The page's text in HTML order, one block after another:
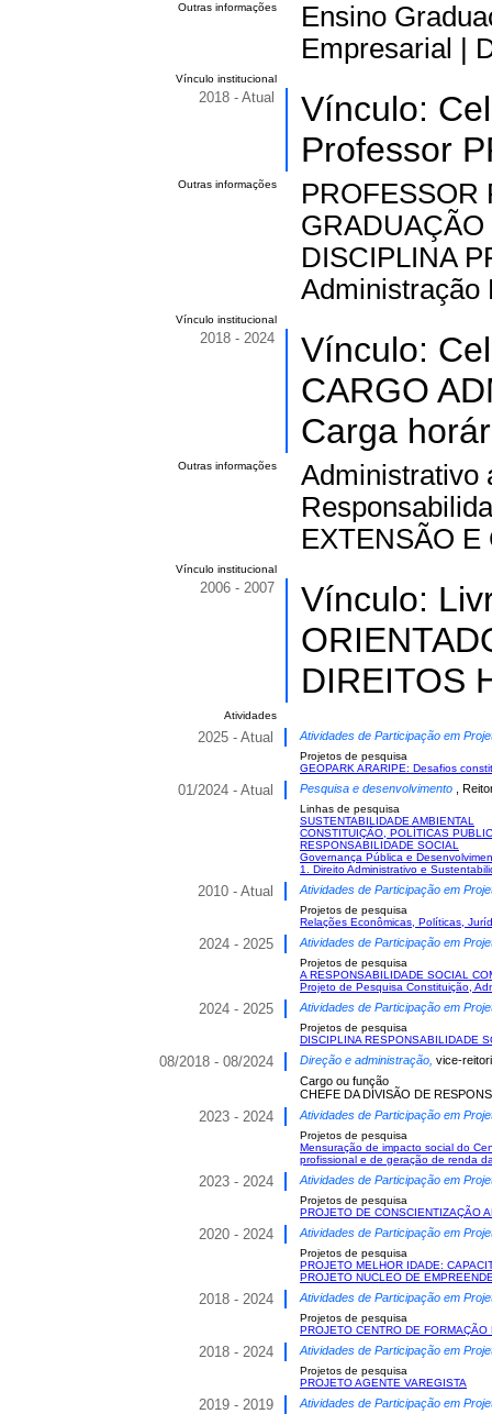
Outras informações
Ensino
Empresarial |
Vínculo institucional
2018 - Atual
Vínculo:
Professor
Outras informações
PROFESSOR
DISCIPLINA
Administração
Vínculo institucional
2018 - 2024
Vínculo:
CARGO
Carga
Outras informações
Administrativo
EXTENSÃO
Vínculo institucional
2006 - 2007
Vínculo:
DIREITOS
Atividades
2025 - Atual Atividades de Participação em
Projetos de pesquisa
GEOPARK ARARIPE: Desafios
01/2024 - Atual Pesquisa e desenvolvimento ,
Linhas de pesquisa
SUSTENTABILIDADE AMBIENTAL
CONSTITUIÇÃO, POLÍTICAS
RESPONSABILIDADE SOCIAL
Governança Pública e
1. Direito Administrativo e
2010 - Atual Atividades de Participação em
Projetos de pesquisa
Relações Econômicas, Políticas,
2024 - 2025 Atividades de Participação em
Projetos de pesquisa
A RESPONSABILIDADE SOCIAL
Projeto de Pesquisa Constituição,
2024 - 2025 Atividades de Participação em
Projetos de pesquisa
DISCIPLINA RESPONSABILIDADE
08/2018 - 08/2024 Direção e administração, vice-
Cargo ou função
CHEFE DA DIVISÃO DE
2023 - 2024 Atividades de Participação em
Projetos de pesquisa
Mensuração de impacto social do
profissional e de geração de renda
2023 - 2024 Atividades de Participação em
Projetos de pesquisa
PROJETO DE CONSCIENTIZAÇÃO
2020 - 2024 Atividades de Participação em
Projetos de pesquisa
PROJETO MELHOR IDADE:
PROJETO NUCLEO DE
2018 - 2024 Atividades de Participação em
Projetos de pesquisa
PROJETO CENTRO DE
2018 - 2024 Atividades de Participação em
Projetos de pesquisa
PROJETO AGENTE VAREGISTA
2019 - 2019 Atividades de Participação em